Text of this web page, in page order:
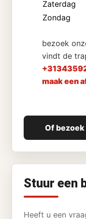
Zaterdag
Zondag
bezoek
vindt de
maak een
Of
Stuur een
Heeft u een